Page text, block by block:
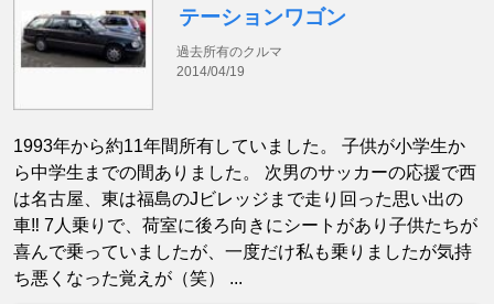
テーションワゴン
過去所有のクルマ
2014/04/19
1993年から約11年間所有していました。 子供が小学生か
ら中学生までの間ありました。 次男のサッカーの応援で西
は名古屋、東は福島のJビレッジまで走り回った思い出の
車‼️ 7人乗りで、荷室に後ろ向きにシートがあり子供たちが
喜んで乗っていましたが、一度だけ私も乗りましたが気持
ち悪くなった覚えが（笑） ...